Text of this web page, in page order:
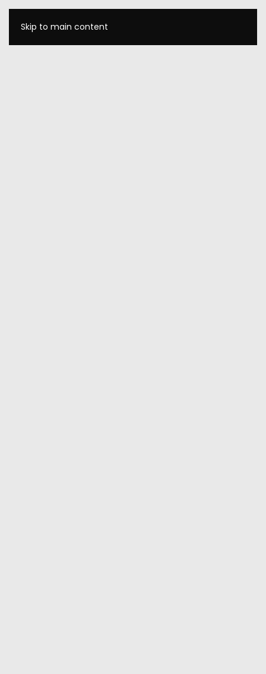
Skip to main content